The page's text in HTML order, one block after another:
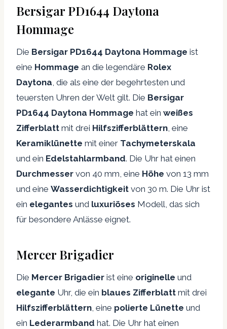
Bersigar PD1644 Daytona
Hommage
Die Bersigar PD1644 Daytona Hommage ist
eine Hommage an die legendäre Rolex
Daytona, die als eine der begehrtesten und
teuersten Uhren der Welt gilt. Die Bersigar
PD1644 Daytona Hommage hat ein weißes
Zifferblatt mit drei Hilfszifferblättern, eine
Keramiklünette mit einer Tachymeterskala
und ein Edelstahlarmband. Die Uhr hat einen
Durchmesser von 40 mm, eine Höhe von 13 mm
und eine Wasserdichtigkeit von 30 m. Die Uhr ist
ein elegantes und luxuriöses Modell, das sich
für besondere Anlässe eignet.
Mercer Brigadier
Die Mercer Brigadier ist eine originelle und
elegante Uhr, die ein blaues Zifferblatt mit drei
Hilfszifferblättern, eine polierte Lünette und
ein Lederarmband hat. Die Uhr hat einen